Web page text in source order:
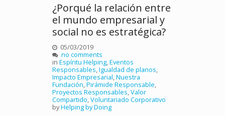
¿Porqué la relación entre
el mundo empresarial y
social no es estratégica?
05/03/2019
no comments
in Espíritu Helping,Eventos
Responsables,Igualdad de planos,
Impacto Empresarial,Nuestra
Fundación,Pirámide Responsable,
Proyectos Responsables,Valor
Compartido,Voluntariado Corporativo
byHelping by Doing